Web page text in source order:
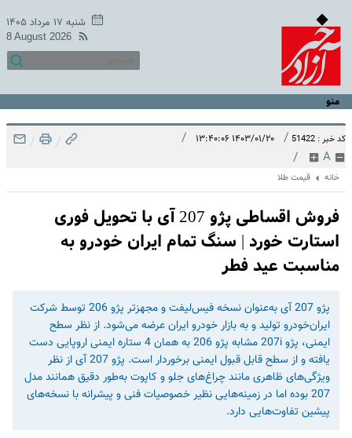
شنبه ۱۷ مرداد ۱۴۰۵
8 August 2026
منو
کد خبر : 51422 / ۱۴۰۳/۰۱/۲۰ ۱۳:۴۰:۰۶ /
A
/
/
/
خانه قیمت طلا
فروش اقساطی پژو 207 آی با تحویل فوری
استارت خورد | سنگ تمام ایران خودرو به
مناسبت عید فطر
پژو 207 آی به‌عنوان نسخه فیس‌لیفت و مجهزتر پژو 206 توسط شرکت
ایران‌خودرو تولید و به بازار خودرو ایران عرضه می‌شود. از نظر سطح
ایمنی، پژو 207i مشابه پژو 206 به همان 4 ستاره ایمنی اروپایی دست
یافته و از سطح قابل قبول ایمنی برخوردار است. پژو 207 آی از نظر
ویژگی‌های ظاهری مانند چراغ‌های جلو و کاپوت به‌طور دقیق همانند مدل
207 بوده اما در زمینه‌هایی نظیر خصوصیات فنی و پیشرانه با نسخه‌های
پیشین تفاوت‌هایی دارد.